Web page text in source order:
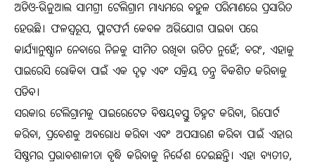
ଅଡିଓ-ଭିଜୁଆଲ ସାମଗ୍ରୀ ଟେଲିଗ୍ରାମ ମାଧ୍ୟମରେ ବହୁଳ ପରିମାଣରେ ପ୍ରସାରିତ
ହେଉଛି। ଫଳସ୍ବରୂପ, ପ୍ଲାଟଫର୍ମ କେବଳ ଅଭିଯୋଗ ପାଇବା ପରେ
କାର୍ଯ୍ୟାନୁଷ୍ଠାନ ନେବାରେ ନିଜକୁ ସୀମିତ ରଖିବା ଉଚିତ ନୁହେଁ; ବରଂ, ଏହାକୁ
ପାଇରେସି ରୋକିବା ପାଇଁ ଏକ ଦୃଢ଼ ଏବଂ ସକ୍ରିୟ ତନ୍ତ୍ର ବିକଶିତ କରିବାକୁ
ପଡିବ।
ସରକାର ଟେଲିଗ୍ରାମକୁ ପାଇରେଟେଡ ବିଷୟବସ୍ତୁ ଚିହ୍ନଟ କରିବା, ରିପୋର୍ଟ
କରିବା, ପ୍ରବେଶକୁ ଅବରୋଧ କରିବା ଏବଂ ଅପସାରଣ କରିବା ପାଇଁ ଏହାର
ସିଷ୍ଟମର ପ୍ରଭାବଶାଳୀତା ବୃଦ୍ଧି କରିବାକୁ ନିର୍ଦ୍ଦେଶ ଦେଇଛନ୍ତି। ଏହା ବ୍ୟତୀତ,